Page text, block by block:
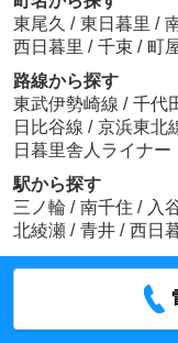
東尾久 / 東日暮里 /
西日暮里 / 千束 / 町
路線から探す
東武伊勢崎線 / 千代
日比谷線 / 京浜東北
日暮里舎人ライナー
駅から探す
三ノ輪 / 南千住 / 入
北綾瀬 / 青井 / 西日